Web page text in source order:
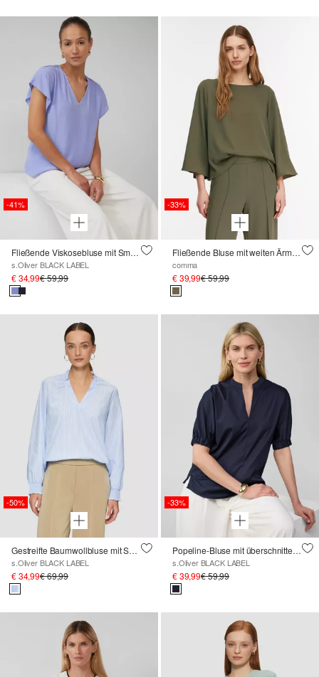
-41%
Fließende Viskosebluse mit Smok-Effekt und Volantärmeln
s.Oliver BLACK LABEL
€ 34,99€ 59,99
-33%
Fließende Bluse mit weiten Ärmeln
comma
€ 39,99€ 59,99
-50%
Gestreifte Baumwollbluse mit Smok-Details
s.Oliver BLACK LABEL
€ 34,99€ 69,99
-33%
Popeline-Bluse mit überschnittener Schulter und Tunika-Ausschnitt
s.Oliver BLACK LABEL
€ 39,99€ 59,99